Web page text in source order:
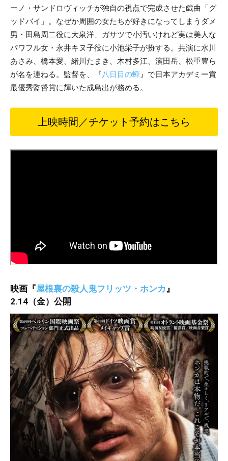
ーノ・サンドロヴィッチが独自の視点で完成させた戯曲「グ
ッドバイ」。なぜか周囲の女たちが好きになってしまうダメ
男・田島周二役に大泉洋、ガサツで小汚いけれど実は美人な
パワフル女・永井キヌ子役に小池栄子が扮する。共演に水川
あさみ、橋本愛、緒川たまき、木村多江、濱田岳、松重豊ら
が名を連ねる。監督を、『八日目の蟬 』で日本アカデミー賞
最優秀監督賞に輝いた成島出が務める。
上映時間／チケット予約はこちら
映画 『屋根裏の殺人鬼フリッツ・ホンカ 』
2.14（金）公開